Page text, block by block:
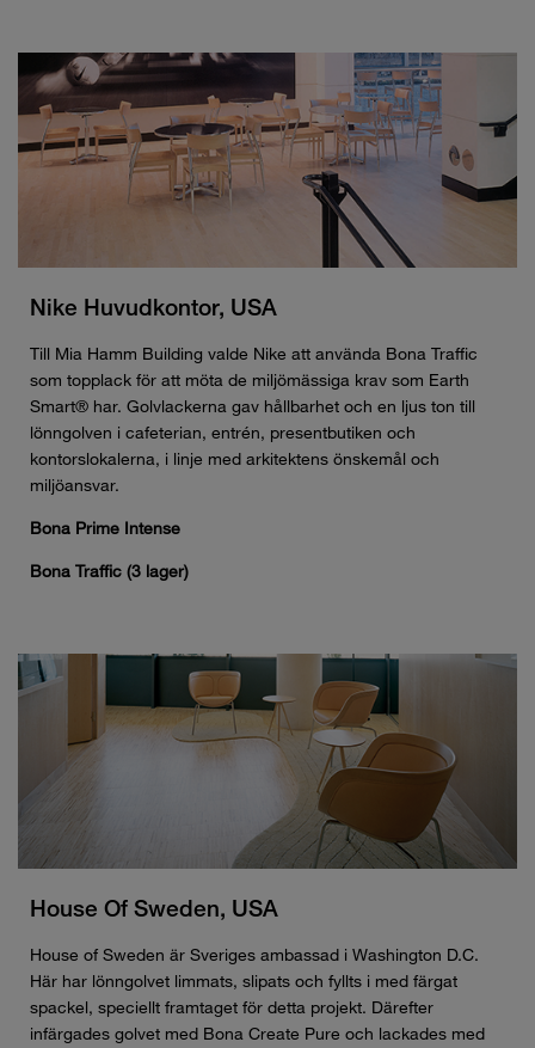
Nike Huvudkontor, USA
Till Mia Hamm Building valde Nike att använda Bona Traffic
som topplack för att möta de miljömässiga krav som Earth
Smart® har. Golvlackerna gav hållbarhet och en ljus ton till
lönngolven i cafeterian, entrén, presentbutiken och
kontorslokalerna, i linje med arkitektens önskemål och
miljöansvar.
Bona Prime Intense
Bona Traffic (3 lager)
House Of Sweden, USA
House of Sweden är Sveriges ambassad i Washington D.C.
Här har lönngolvet limmats, slipats och fyllts i med färgat
spackel, speciellt framtaget för detta projekt. Därefter
infärgades golvet med Bona Create Pure och lackades med